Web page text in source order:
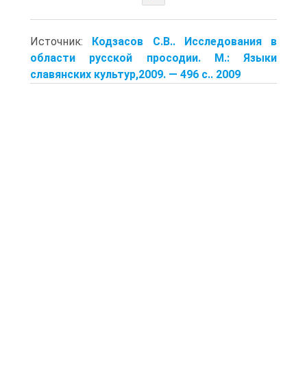
Источник: Кодзасов С.В.. Исследования в
области русской просодии. М.: Языки
славянских культур,2009. — 496 с.. 2009